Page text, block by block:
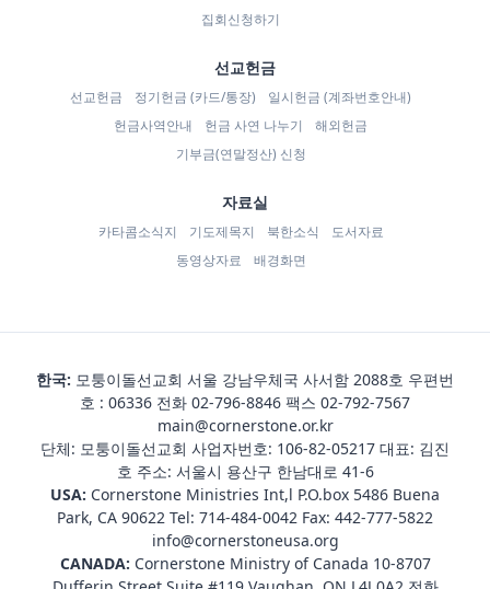
집회신청하기
선교헌금
선교헌금 정기헌금 (카드/통장)
일시헌금 (계좌번호안내)
헌금사역안내
헌금 사연 나누기
해외헌금
기부금(연말정산) 신청
자료실
카타콤소식지 기도제목지 북한소식
도서자료
동영상자료
배경화면
한국: 모퉁이돌선교회 서울 강남우체국 사서함 2088호 우편번
호 : 06336 전화 02-796-8846 팩스 02-792-7567
main@cornerstone.or.kr
단체: 모퉁이돌선교회 사업자번호: 106-82-05217 대표: 김진
호 주소: 서울시 용산구 한남대로 41-6
USA: Cornerstone Ministries Int,l P.O.box 5486 Buena
Park, CA 90622 Tel: 714-484-0042 Fax: 442-777-5822
info@cornerstoneusa.org
CANADA: Cornerstone Ministry of Canada 10-8707